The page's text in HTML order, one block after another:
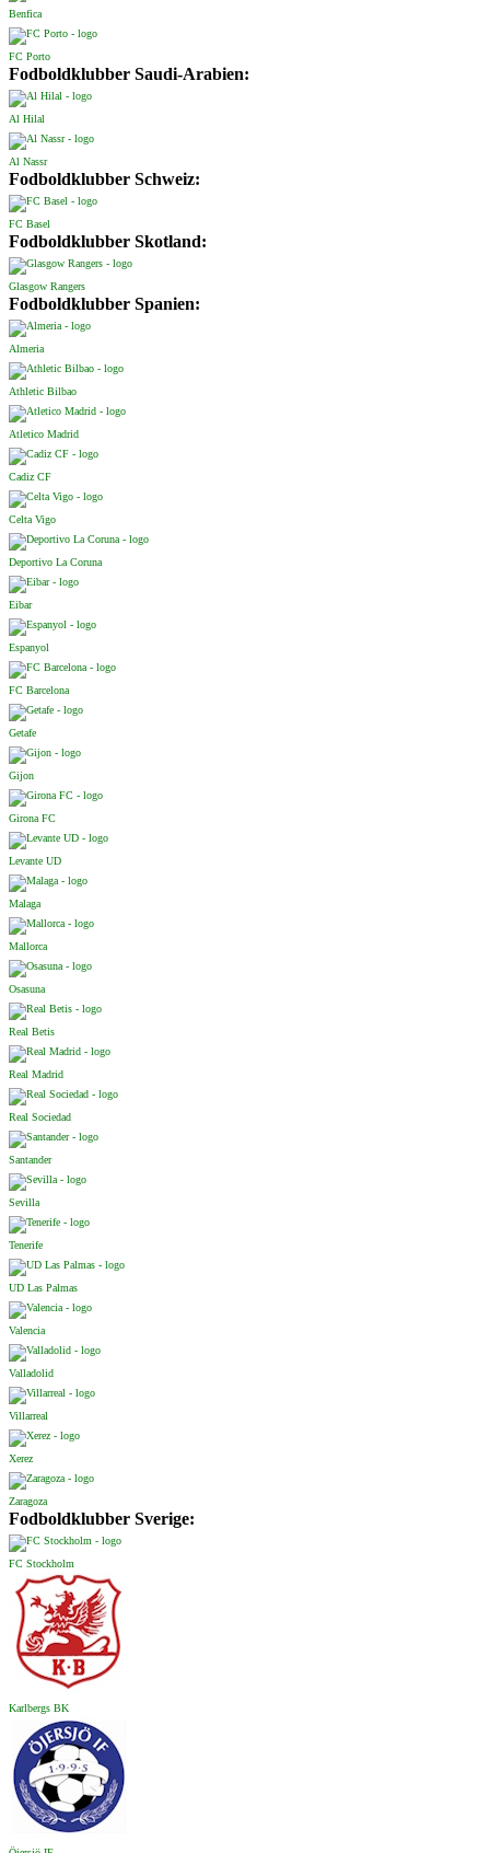
Benfica
FC Porto
Fodboldklubber Saudi-Arabien:
Al Hilal
Al Nassr
Fodboldklubber Schweiz:
FC Basel
Fodboldklubber Skotland:
Glasgow Rangers
Fodboldklubber Spanien:
Almeria
Athletic Bilbao
Atletico Madrid
Cadiz CF
Celta Vigo
Deportivo La Coruna
Eibar
Espanyol
FC Barcelona
Getafe
Gijon
Girona FC
Levante UD
Malaga
Mallorca
Osasuna
Real Betis
Real Madrid
Real Sociedad
Santander
Sevilla
Tenerife
UD Las Palmas
Valencia
Valladolid
Villarreal
Xerez
Zaragoza
Fodboldklubber Sverige:
FC Stockholm
Karlbergs BK